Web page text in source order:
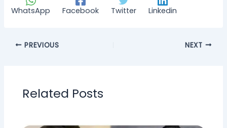
WhatsApp Facebook Twitter Linkedin
PREVIOUS NEXT
Related Posts